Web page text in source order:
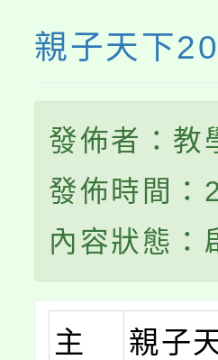
親子天下
發佈者：教
發佈時間
內容狀態：
主
親子